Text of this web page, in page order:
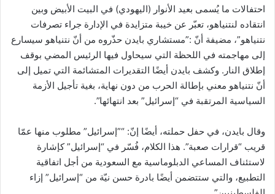
احتفالات ما يُسمى بعيد الأنوار (اليهودي) في البيت الأبيض وبين
انتقاده لنتنياهو، تعبّر عن خيبة متزايدة في الإدارة جراء تصرفات
نتنياهو”، مضيفة أنّ :”مستشاري بايدن حذّروه من أنّ نتنياهو سيسارع
إلى مهاجمته في اللحظة التي سيحاول فيها الرئيس المضي بوقف
إطلاق النار. وكشف بايدن أيضًا التقديرات المتشائمة التي تميل إلى
أنّ نتنياهو معني بإطالة الحرب من دون نهاية، بغية تأجيل الأزمة
السياسية المرتقبة في “إسرائيل” بعد انتهائها”.
وقال بايدن، في حفل حملته، أيضًا إنّ: “”إسرائيل” مطلوب منها عمّا
قريب “قرارات صعبة”. هذا الكلام، فُسّر في “إسرائيل” كإشارة
لاستئناف المساعي الدبلوماسية مع السعودية من أجل اتفاقية
التطبيع، والتي ستتضمن أيضًا بادرة حسن نيّة من “إسرائيل” إزاء